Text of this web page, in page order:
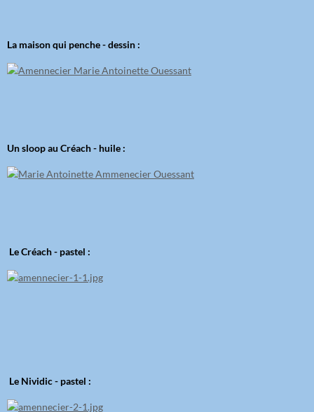
La maison qui penche - dessin :
Un sloop au Créach - huile :
Le Créach - pastel :
Le Nividic - pastel :